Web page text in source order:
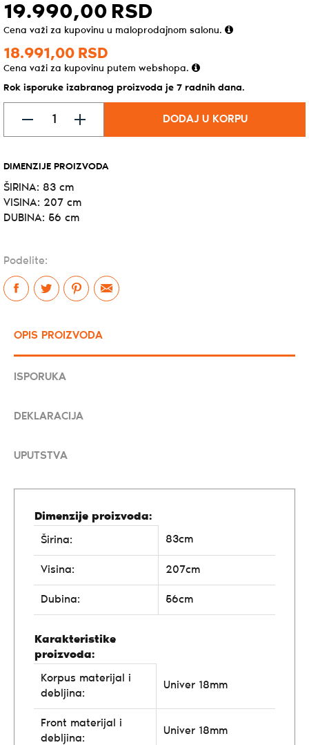
19.990,00 RSD
Cena važi za kupovinu u maloprodajnom salonu.
18.991,00 RSD
Cena važi za kupovinu putem webshopa.
Rok isporuke izabranog proizvoda je 7 radnih dana.
DODAJ U KORPU
DIMENZIJE PROIZVODA
ŠIRINA: 83 cm
VISINA: 207 cm
DUBINA: 56 cm
Podelite:
OPIS PROIZVODA
ISPORUKA
DEKLARACIJA
UPUTSTVA
Dimenzije proizvoda:
Širina:
83cm
Visina: 207cm
Dubina: 56cm
Karakteristike
proizvoda:
Korpus materijal i
debljina:
Univer 18mm
Front materijal i
debljina:
Univer 18mm